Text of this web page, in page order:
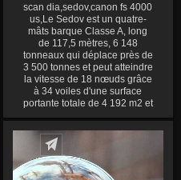
scan dia,sedov,canon fs 4000
us,Le Sedov est un quatre-
mâts barque Classe A, long
de 117,5 mètres, 6 148
tonneaux qui déplace près de
3 500 tonnes et peut atteindre
la vitesse de 18 nœuds grâce
à 34 voiles d'une surface
portante totale de 4 192 m2 et
un moteur auxiliaire diesel